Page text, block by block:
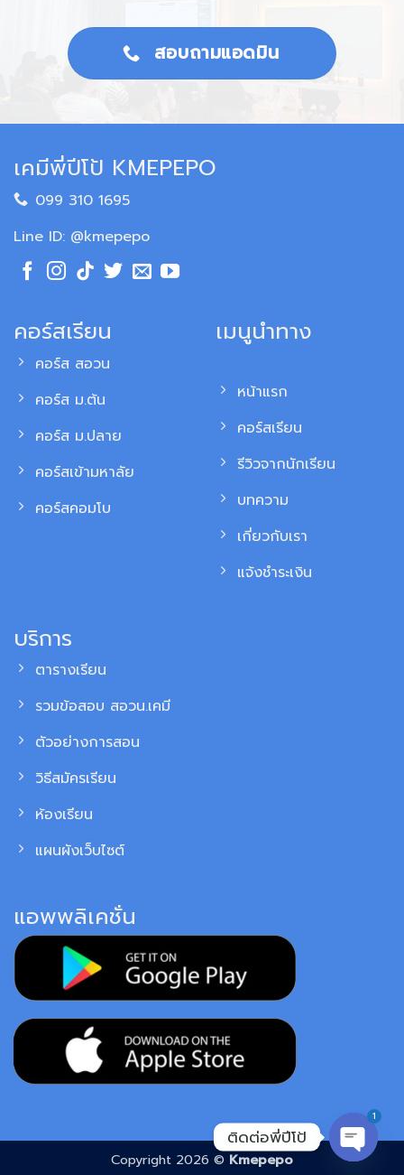
สอบถามแอดมิน
เคมีพี่ปีโป้ KMEPEPO
099 310 1695
Line ID: @kmepepo
คอร์สเรียน
คอร์ส สอวน
คอร์ส ม.ต้น
คอร์ส ม.ปลาย
คอร์สเข้ามหาลัย
คอร์สคอมโบ
เมนูนำทาง
หน้าแรก
คอร์สเรียน
รีวิวจากนักเรียน
บทความ
เกี่ยวกับเรา
แจ้งชำระเงิน
บริการ
ตารางเรียน
รวมข้อสอบ สอวน.เคมี
ตัวอย่างการสอน
วิธีสมัครเรียน
ห้องเรียน
แผนผังเว็บไซต์
แอพพลิเคชั่น
Copyright 2026 © Kmepepo
ติดต่อพี่ปีโป้
1